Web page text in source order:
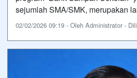
sejumlah SMA/SMK, merupakan
02/02/2026 09:19 - Oleh Administrator -